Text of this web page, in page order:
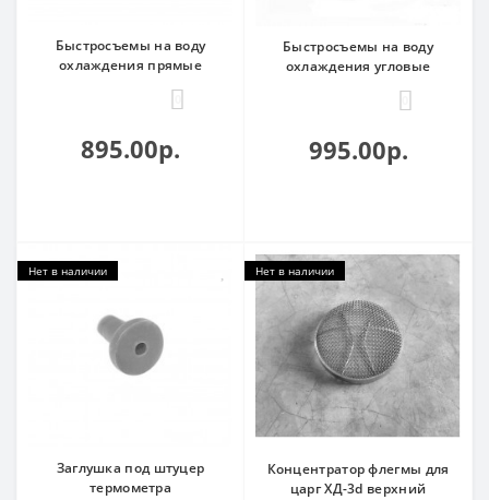
Быстросъемы на воду
охлаждения прямые
895.00р.
Быстросъемы на воду
охлаждения угловые
995.00р.
Нет в наличии
Заглушка под штуцер
термометра
Нет в наличии
Концентратор флегмы для
царг ХД-3d верхний